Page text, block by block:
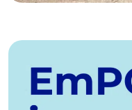
De buurt in